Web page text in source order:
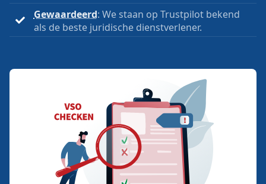
Gewaardeerd: We staan op Trustpilot bekend
als de beste juridische dienstverlener.